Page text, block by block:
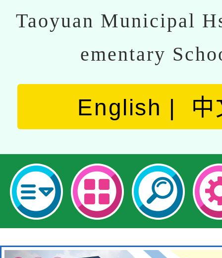
Taoyuan Municipal
ementary
English 中